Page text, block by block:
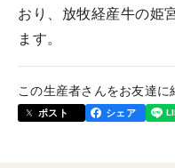
おり、放牧経産牛の姫
ます。
この生産者さんをお友達に
ポスト シェア